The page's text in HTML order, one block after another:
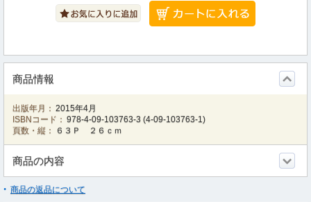
商品情報
出版年月： 2015年4月
ISBNコード： 978-4-09-103763-3 (4-09-103763-1)
頁数・縦：
６３Ｐ ２６ｃｍ
商品の内容
商品の返品について